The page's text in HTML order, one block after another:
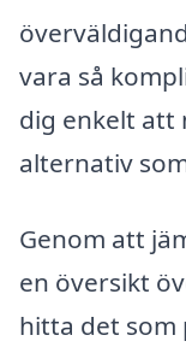
vara så
dig enkelt att
alternativ
Genom att
en översikt
hitta det som